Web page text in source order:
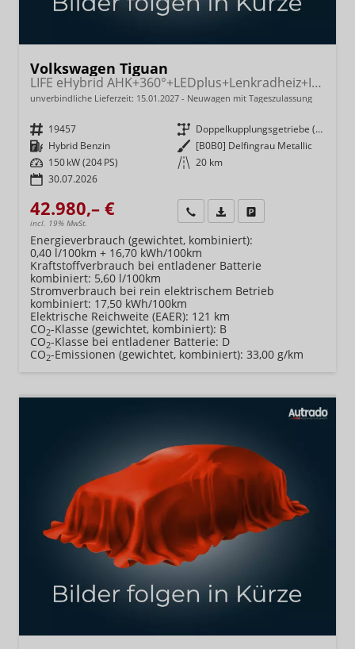
Volkswagen Tiguan
LIFE eHybrid AHK+360°+LEDplus+Lenkradheiz+IQ.Drive+ACC+AppConnect+eHeck
unverbindliche Lieferzeit: 15.01.2027 Neuwagen mit Tageszulassung
Fahrzeugnr. 19457 Getriebe
Doppelkupplungsgetriebe (DSG)
Kraftstoff Hybrid Benzin Außenfarbe [B0B0] Delfingrau Metallic
Leistung 150 kW (204 PS) Kilometerstand 20 km
30.07.2026
42.980,– €
incl. 19% MwSt.
Wir rufen Sie anFahrzeugexposé (PDF)
Energieverbrauch (gewichtet, kombiniert):
0,40 l/100km + 16,70 kWh/100km
Kraftstoffverbrauch bei entladener Batterie
kombiniert: 5,60 l/100km
Stromverbrauch bei rein elektrischem Betrieb
kombiniert: 17,50 kWh/100km
Elektrische Reichweite (EAER): 121 km
CO2-Klasse (gewichtet, kombiniert): B
CO2-Klasse bei entladener Batterie: D
CO2-Emissionen (gewichtet, kombiniert): 33,00 g/km